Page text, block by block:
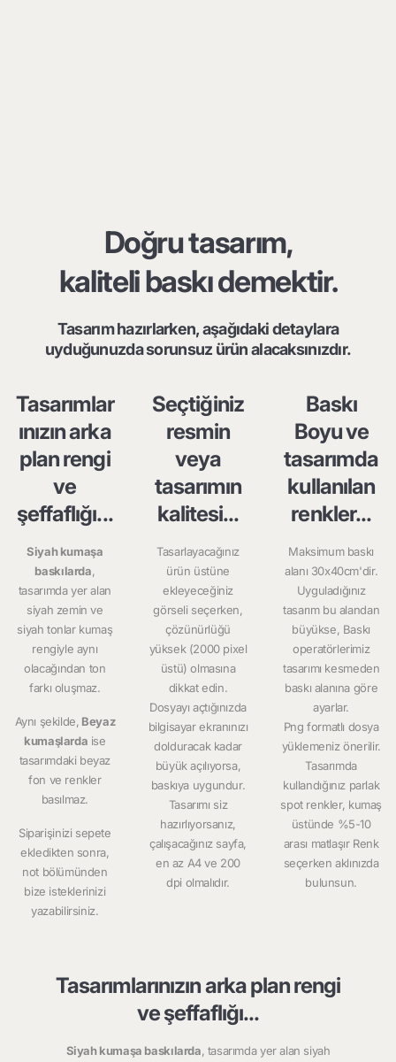
Doğru tasarım,
kaliteli baskı demektir.
Tasarım hazırlarken, aşağıdaki detaylara
uyduğunuzda sorunsuz ürün alacaksınızdır.
Tasarımlar
ınızın arka
plan rengi
ve
şeffaflığı...
Siyah kumaşa
baskılarda,
tasarımda yer alan
siyah zemin ve
siyah tonlar kumaş
rengiyle aynı
olacağından ton
farkı oluşmaz.
Aynı şekilde, Beyaz
kumaşlarda ise
tasarımdaki beyaz
fon ve renkler
basılmaz.
Siparişinizi sepete
ekledikten sonra,
not bölümünden
bize isteklerinizi
yazabilirsiniz.
Seçtiğiniz
resmin
veya
tasarımın
kalitesi...
Tasarlayacağınız
ürün üstüne
ekleyeceğiniz
görseli seçerken,
çözünürlüğü
yüksek (2000 pixel
üstü) olmasına
dikkat edin.
Dosyayı açtığınızda
bilgisayar ekranınızı
dolduracak kadar
büyük açılıyorsa,
baskıya uygundur.
Tasarımı siz
hazırlıyorsanız,
çalışacağınız sayfa,
en az A4 ve 200
dpi olmalıdır.
Baskı
Boyu ve
tasarımda
kullanılan
renkler...
Maksimum baskı
alanı 30x40cm'dir.
Uyguladığınız
tasarım bu alandan
büyükse, Baskı
operatörlerimiz
tasarımı kesmeden
baskı alanına göre
ayarlar.
Png formatlı dosya
yüklemeniz önerilir.
Tasarımda
kullandığınız parlak
spot renkler, kumaş
üstünde %5-10
arası matlaşır Renk
seçerken aklınızda
bulunsun.
Tasarımlarınızın arka plan rengi
ve şeffaflığı...
Siyah kumaşa baskılarda, tasarımda yer alan siyah